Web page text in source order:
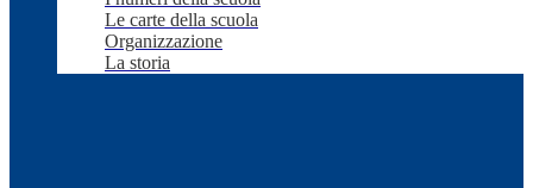
Le carte della scuola
Organizzazione
La storia